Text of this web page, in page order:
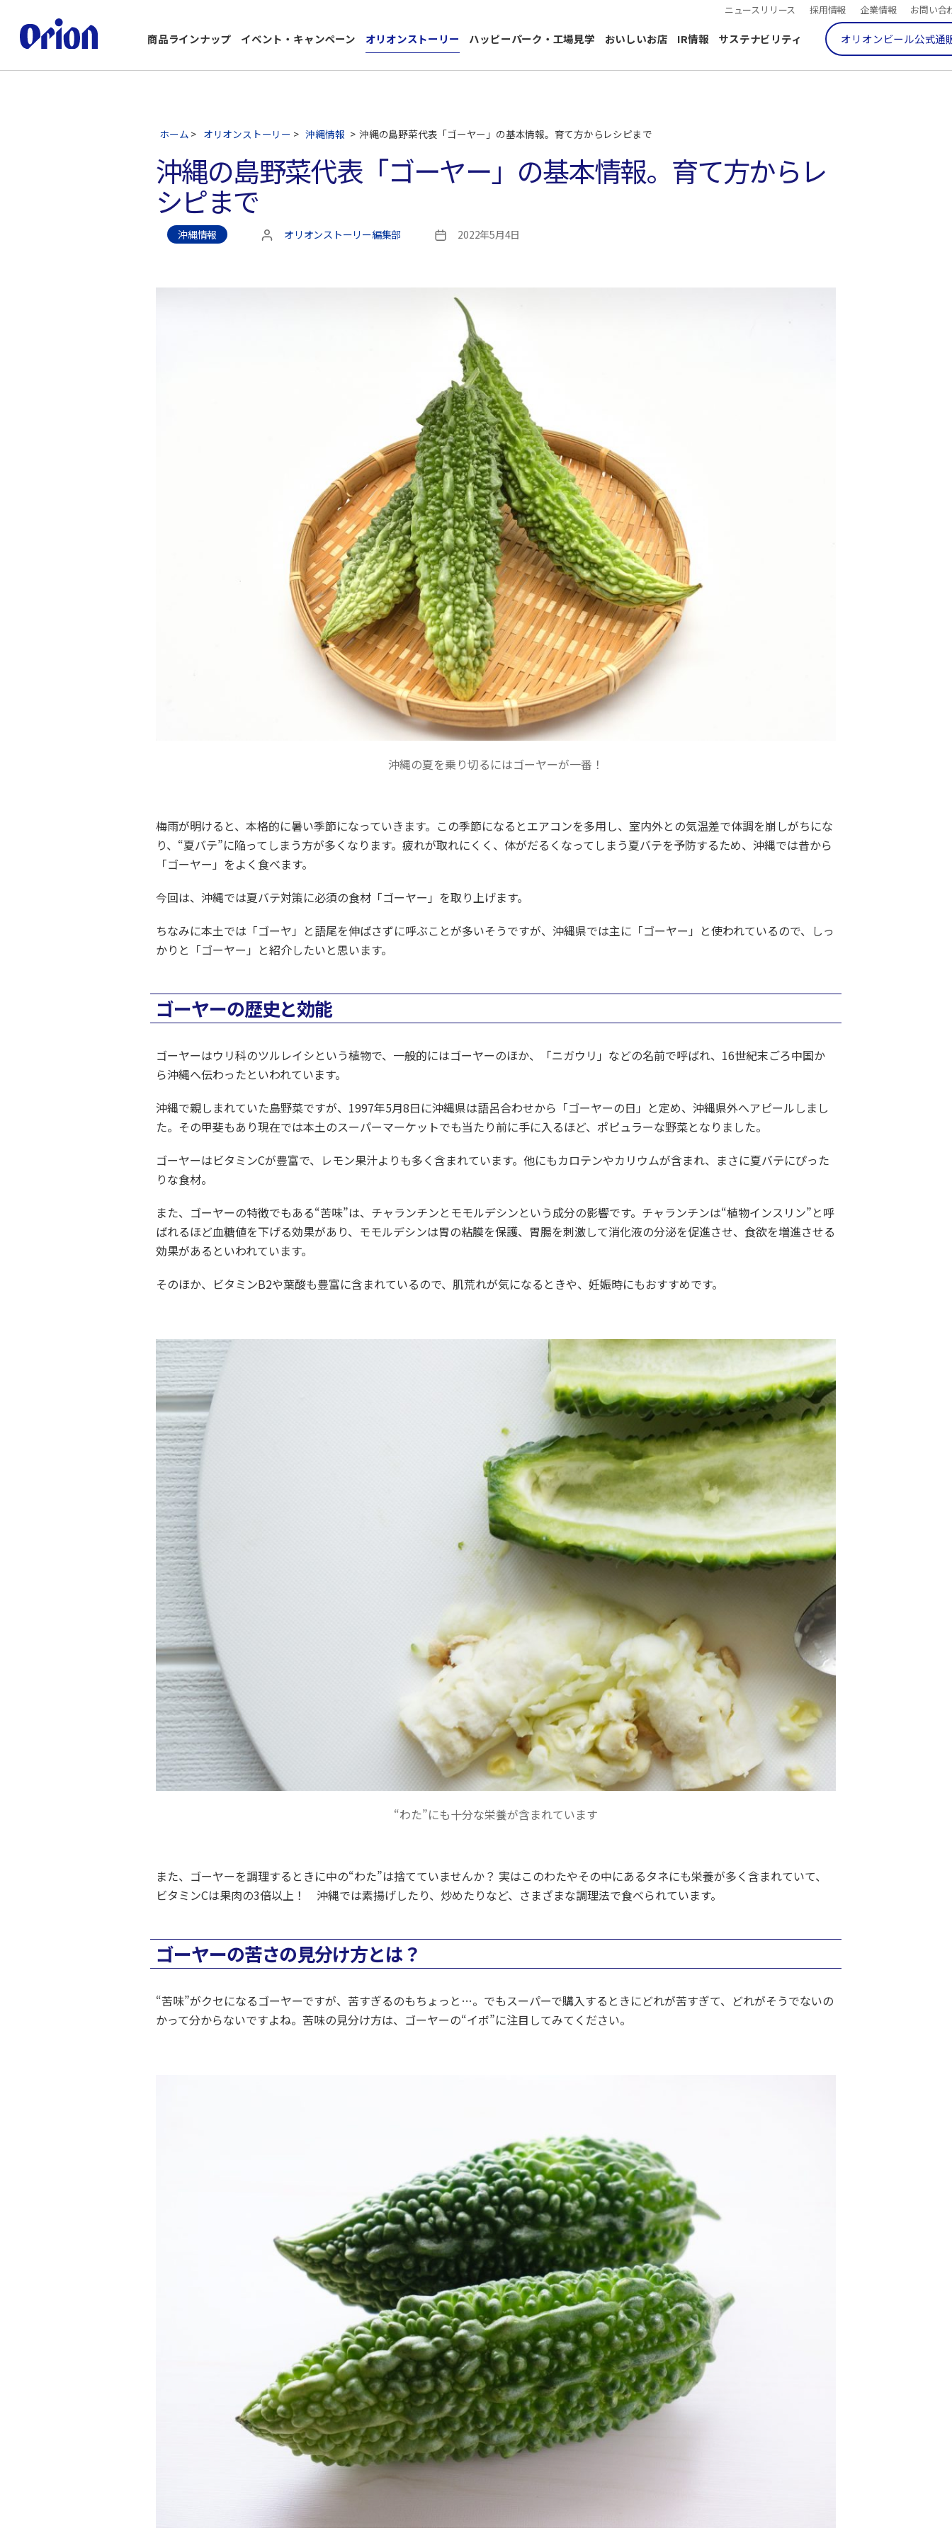
ニュースリリース 採用情報 企業情報 お問い合
商品ラインナップ イベント・キャンペーン オリオンストーリー ハッピーパーク・工場見学 おいしいお店 IR情報 サステナビリティ オリオンビール公式通
ホーム > オリオンストーリー > 沖縄情報 > 沖縄の島野菜代表「ゴーヤー」の基本情報。育て方からレシピまで
沖縄の島野菜代表「ゴーヤー」の基本情報。育て方からレ
シピまで
沖縄情報
投
オリオンストーリー編集部
投
2022年5月4日
沖縄の夏を乗り切るにはゴーヤーが一番！
梅雨が明けると、本格的に暑い季節になっていきます。この季節になるとエアコンを多用し、室内外との気温差で体調を崩しがちにな
り、“夏バテ”に陥ってしまう方が多くなります。疲れが取れにくく、体がだるくなってしまう夏バテを予防するため、沖縄では昔から
「ゴーヤー」をよく食べます。
今回は、沖縄では夏バテ対策に必須の食材「ゴーヤー」を取り上げます。
ちなみに本土では「ゴーヤ」と語尾を伸ばさずに呼ぶことが多いそうですが、沖縄県では主に「ゴーヤー」と使われているので、しっ
かりと「ゴーヤー」と紹介したいと思います。
ゴーヤーの歴史と効能
ゴーヤーはウリ科のツルレイシという植物で、一般的にはゴーヤーのほか、「ニガウリ」などの名前で呼ばれ、16世紀末ごろ中国か
ら沖縄へ伝わったといわれています。
沖縄で親しまれていた島野菜ですが、1997年5月8日に沖縄県は語呂合わせから「ゴーヤーの日」と定め、沖縄県外へアピールしまし
た。その甲斐もあり現在では本土のスーパーマーケットでも当たり前に手に入るほど、ポピュラーな野菜となりました。
ゴーヤーはビタミンCが豊富で、レモン果汁よりも多く含まれています。他にもカロテンやカリウムが含まれ、まさに夏バテにぴった
りな食材。
また、ゴーヤーの特徴でもある“苦味”は、チャランチンとモモルデシンという成分の影響です。チャランチンは“植物インスリン”と呼
ばれるほど血糖値を下げる効果があり、モモルデシンは胃の粘膜を保護、胃腸を刺激して消化液の分泌を促進させ、食欲を増進させる
効果があるといわれています。
そのほか、ビタミンB2や葉酸も豊富に含まれているので、肌荒れが気になるときや、妊娠時にもおすすめです。
“わた”にも十分な栄養が含まれています
また、ゴーヤーを調理するときに中の“わた”は捨てていませんか？ 実はこのわたやその中にあるタネにも栄養が多く含まれていて、
ビタミンCは果肉の3倍以上！ 沖縄では素揚げしたり、炒めたりなど、さまざまな調理法で食べられています。
ゴーヤーの苦さの見分け方とは？
“苦味”がクセになるゴーヤーですが、苦すぎるのもちょっと…。でもスーパーで購入するときにどれが苦すぎて、どれがそうでないの
かって分からないですよね。苦味の見分け方は、ゴーヤーの“イボ”に注目してみてください。